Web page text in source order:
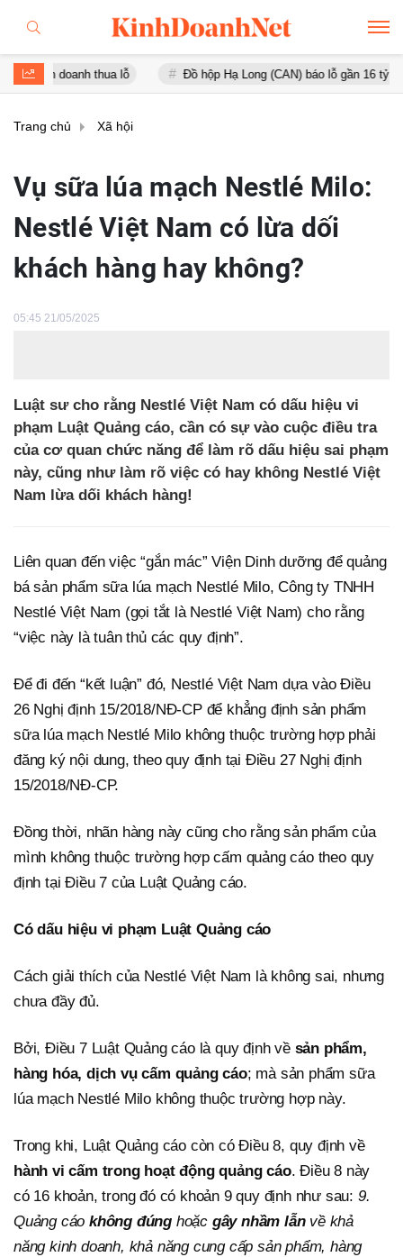
thua lỗ Đồ hộp Hạ Long (CAN) báo lỗ gần 16 tỷ đồng, tài sản
Trang chủ Xã hội
Vụ sữa lúa mạch Nestlé Milo:
Nestlé Việt Nam có lừa dối
khách hàng hay không?
05:45 21/05/2025
Luật sư cho rằng Nestlé Việt Nam có dấu hiệu vi
phạm Luật Quảng cáo, cần có sự vào cuộc điều tra
của cơ quan chức năng để làm rõ dấu hiệu sai phạm
này, cũng như làm rõ việc có hay không Nestlé Việt
Nam lừa dối khách hàng!
Liên quan đến việc “gắn mác” Viện Dinh dưỡng để quảng
bá sản phẩm sữa lúa mạch Nestlé Milo, Công ty TNHH
Nestlé Việt Nam (gọi tắt là Nestlé Việt Nam) cho rằng
“việc này là tuân thủ các quy định”.
Để đi đến “kết luận” đó, Nestlé Việt Nam dựa vào Điều
26 Nghị định 15/2018/NĐ-CP để khẳng định sản phẩm
sữa lúa mạch Nestlé Milo không thuộc trường hợp phải
đăng ký nội dung, theo quy định tại Điều 27 Nghị định
15/2018/NĐ-CP.
Đồng thời, nhãn hàng này cũng cho rằng sản phẩm của
mình không thuộc trường hợp cấm quảng cáo theo quy
định tại Điều 7 của Luật Quảng cáo.
Có dấu hiệu vi phạm Luật Quảng cáo
Cách giải thích của Nestlé Việt Nam là không sai, nhưng
chưa đầy đủ.
Bởi, Điều 7 Luật Quảng cáo là quy định về sản phẩm,
hàng hóa, dịch vụ cấm quảng cáo; mà sản phẩm sữa
lúa mạch Nestlé Milo không thuộc trường hợp này.
Trong khi, Luật Quảng cáo còn có Điều 8, quy định về
hành vi cấm trong hoạt động quảng cáo. Điều 8 này
có 16 khoản, trong đó có khoản 9 quy định như sau: 9.
Quảng cáokhông đúng hoặc gây nhầm lẫnvề khả
năng kinh doanh, khả năng cung cấp sản phẩm, hàng